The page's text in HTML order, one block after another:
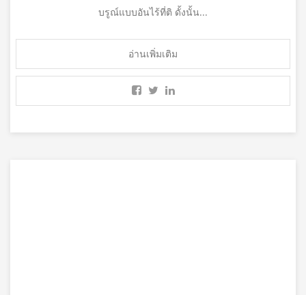
บรูณ์แบบอันไร้ที่ติ ดั้งนั้น...
อ่านเพิ่มเติม